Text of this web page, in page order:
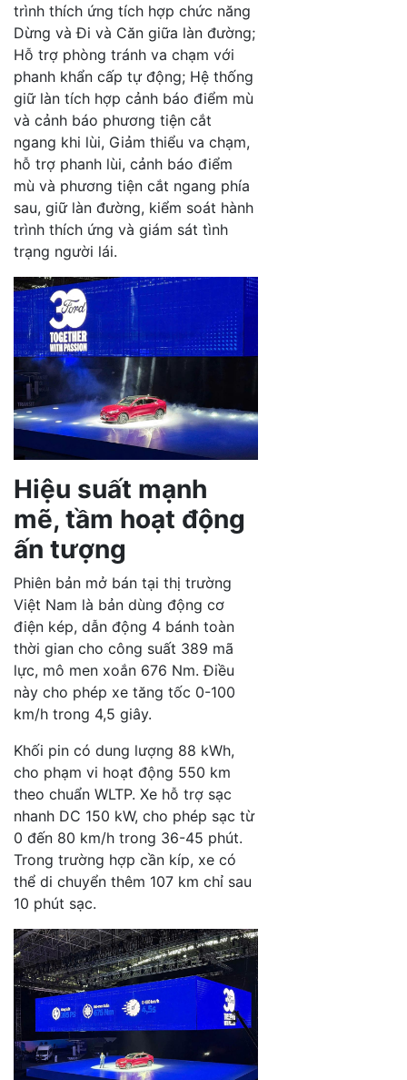
trình thích ứng tích hợp chức năng
Dừng và Đi và Căn giữa làn đường;
Hỗ trợ phòng tránh va chạm với
phanh khẩn cấp tự động; Hệ thống
giữ làn tích hợp cảnh báo điểm mù
và cảnh báo phương tiện cắt
ngang khi lùi, Giảm thiểu va chạm,
hỗ trợ phanh lùi, cảnh báo điểm
mù và phương tiện cắt ngang phía
sau, giữ làn đường, kiểm soát hành
trình thích ứng và giám sát tình
trạng người lái.
Hiệu suất mạnh
mẽ, tầm hoạt động
ấn tượng
Phiên bản mở bán tại thị trường
Việt Nam là bản dùng động cơ
điện kép, dẫn động 4 bánh toàn
thời gian cho công suất 389 mã
lực, mô men xoắn 676 Nm. Điều
này cho phép xe tăng tốc 0-100
km/h trong 4,5 giây.
Khối pin có dung lượng 88 kWh,
cho phạm vi hoạt động 550 km
theo chuẩn WLTP. Xe hỗ trợ sạc
nhanh DC 150 kW, cho phép sạc từ
0 đến 80 km/h trong 36-45 phút.
Trong trường hợp cần kíp, xe có
thể di chuyển thêm 107 km chỉ sau
10 phút sạc.